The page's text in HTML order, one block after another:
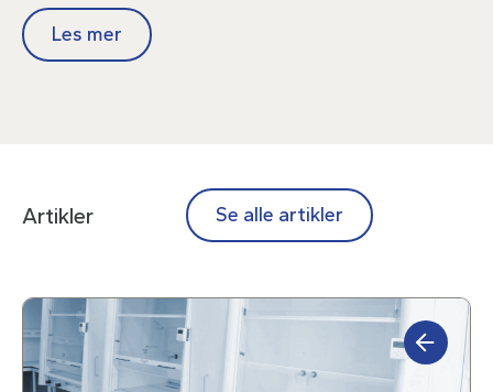
Les mer
Artikler Se alle artikler